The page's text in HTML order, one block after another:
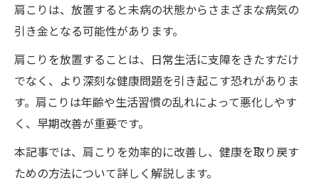
肩こりは、放置すると未病の状態からさまざまな病気の
引き金となる可能性があります。
肩こりを放置することは、日常生活に支障をきたすだけ
でなく、より深刻な健康問題を引き起こす恐れがありま
す。肩こりは年齢や生活習慣の乱れによって悪化しやす
く、早期改善が重要です。
本記事では、肩こりを効率的に改善し、健康を取り戻す
ための方法について詳しく解説します。